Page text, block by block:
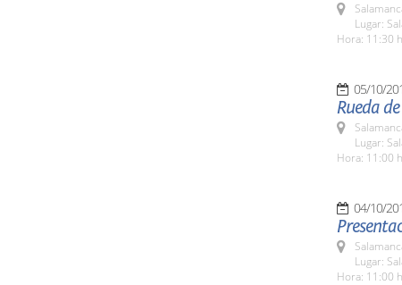
Lugar:
Hora: 11:30
05/10/
Rueda
Lugar:
Hora: 11:00
04/10/
Lugar:
Hora: 11:00